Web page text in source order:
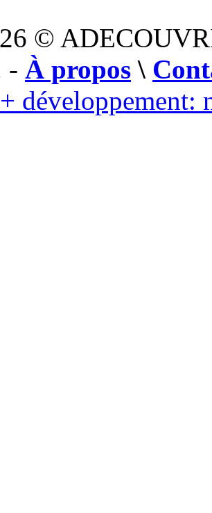
©
- À propos \
développement: